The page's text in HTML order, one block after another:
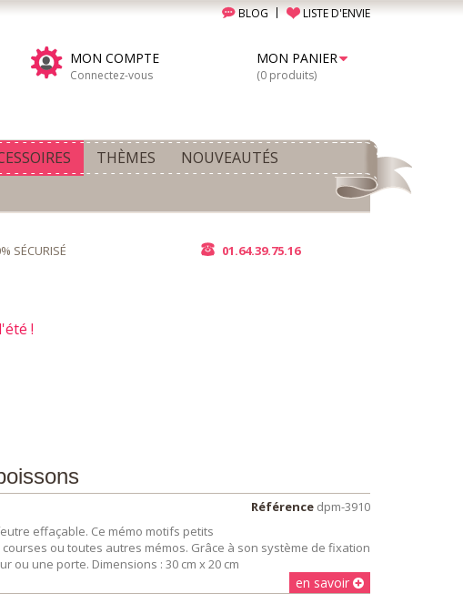
BLOG LISTE D'ENVIE
MON COMPTE
Connectez-vous
MON PANIER
(0 produits)
THÈMES
NOUVEAUTÉS
SÉCURISÉ 01.64.39.75.16
!
Référence dpm-3910
effaçable. Ce mémo motifs petits
ou toutes autres mémos. Grâce à son système de fixation
ou une porte. Dimensions : 30 cm x 20 cm
en savoir